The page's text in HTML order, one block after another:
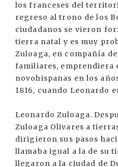
los franceses del
regreso al trono de los
ciudadanos se vieron
tierra natal y es muy
Zuloaga, en compañía
familiares, emprendiera
novohispanas en los
1816, cuando Leonardo
Leonardo Zuloaga.
Zuloaga Olivares a
dirigieron sus pasos
llamaba igual a la de su
llegaron a la ciudad de